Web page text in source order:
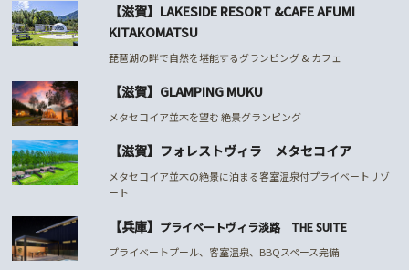
【滋賀】LAKESIDE RESORT &CAFE AFUMI
KITAKOMATSU
琵琶湖の畔で自然を堪能するグランピング & カフェ
【滋賀】GLAMPING MUKU
メタセコイア並木を望む 絶景グランピング
【滋賀】フォレストヴィラ メタセコイア
メタセコイア並木の絶景に泊まる客室温泉付プライベートリゾ
ート
【兵庫】 プライベートヴィラ淡路 THE SUITE
プライベートプール、客室温泉、BBQスペース完備